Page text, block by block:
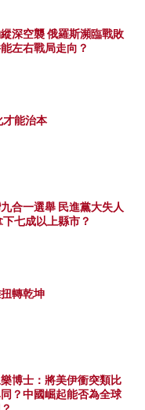
深空襲 俄羅斯瀕臨戰敗
左右戰局走向？
才能治本
合一選舉 民進黨大失人
七成以上縣市？
轉乾坤
博士：將美伊衝突類比
？中國崛起能否為全球